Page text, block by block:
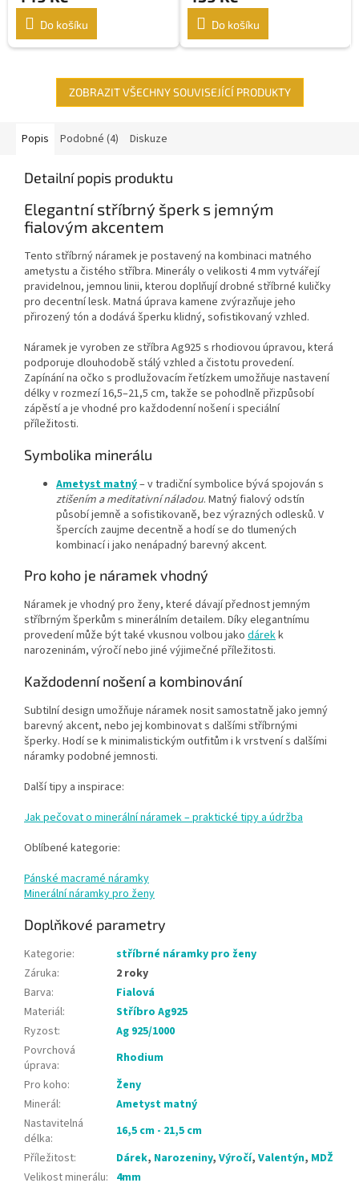
Do košíku Do košíku
ZOBRAZIT VŠECHNY SOUVISEJÍCÍ PRODUKTY
Popis Podobné (4) Diskuze
Detailní popis produktu
Elegantní stříbrný šperk s jemným
fialovým akcentem
Tento stříbrný náramek je postavený na kombinaci matného
ametystu a čistého stříbra. Minerály o velikosti 4 mm vytvářejí
pravidelnou, jemnou linii, kterou doplňují drobné stříbrné kuličky
pro decentní lesk. Matná úprava kamene zvýrazňuje jeho
přirozený tón a dodává šperku klidný, sofistikovaný vzhled.
Náramek je vyroben ze stříbra Ag925 s rhodiovou úpravou, která
podporuje dlouhodobě stálý vzhled a čistotu provedení.
Zapínání na očko s prodlužovacím řetízkem umožňuje nastavení
délky v rozmezí 16,5–21,5 cm, takže se pohodlně přizpůsobí
zápěstí a je vhodné pro každodenní nošení i speciální
příležitosti.
Symbolika minerálu
Ametyst matný– v tradiční symbolice bývá spojován s
ztišením a meditativní náladou. Matný fialový odstín
působí jemně a sofistikovaně, bez výrazných odlesků. V
špercích zaujme decentně a hodí se do tlumených
kombinací i jako nenápadný barevný akcent.
Pro koho je náramek vhodný
Náramek je vhodný pro ženy, které dávají přednost jemným
stříbrným šperkům s minerálním detailem. Díky elegantnímu
provedení může být také vkusnou volbou jako dárekk
narozeninám, výročí nebo jiné výjimečné příležitosti.
Každodenní nošení a kombinování
Subtilní design umožňuje náramek nosit samostatně jako jemný
barevný akcent, nebo jej kombinovat s dalšími stříbrnými
šperky. Hodí se k minimalistickým outfitům i k vrstvení s dalšími
náramky podobné jemnosti.
Další tipy a inspirace:
Jak pečovat o minerální náramek – praktické tipy a údržba
Oblíbené kategorie:
Pánské macramé náramky
Minerální náramky pro ženy
Doplňkové parametry
Kategorie:
stříbrné náramky pro ženy
Záruka:
2 roky
Barva:
Fialová
Materiál:
Stříbro Ag925
Ryzost:
Ag 925/1000
Povrchová
úprava:
Rhodium
Pro koho:
Ženy
Minerál:
Ametyst matný
Nastavitelná
délka:
16,5 cm - 21,5 cm
Příležitost: Dárek, Narozeniny, Výročí, Valentýn, MDŽ
Velikost minerálu: 4mm